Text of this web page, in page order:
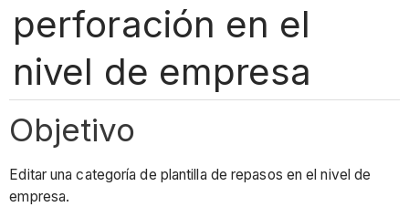
perforación en el
nivel de empresa
Objetivo
Editar una categoría de plantilla de repasos en el nivel de
empresa.